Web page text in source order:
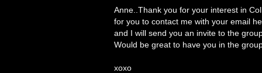
Anne..Thank you for your interest in
for you to contact me with your email
and I will send you an invite to the
Would be great to have you in the
xoxo